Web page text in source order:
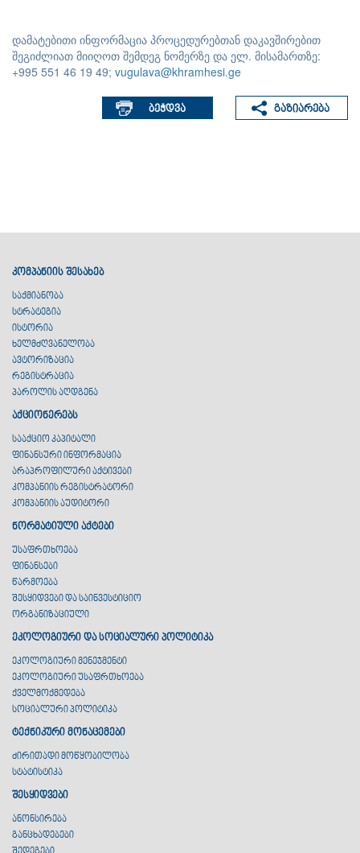
დამატებითი ინფორმაცია პროცედურებთან დაკავშირებით
შეგიძლიათ მიიღოთ შემდეგ ნომერზე და ელ. მისამართზე:
+995 551 46 19 49; vugulava@khramhesi.ge
კომპანიის შესახებ
საქმიანობა
სტრატეგია
ისტორია
ხელმძღვანელობა
ავტორიზაცია
რეგისტრაცია
პაროლის აღდგენა
აქციონერებს
სააქციო კაპიტალი
ფინანსური ინფორმაცია
არაპროფილური აქტივები
კომპანიის რეგისტრატორი
კომპანიის აუდიტორი
ნორმატიული აქტები
უსაფრთხოება
ფინანსები
წარმოება
შესყიდვები და საინვესტიციო
ორგანიზაციული
ეკოლოგიური და სოციალური პოლიტიკა
ეკოლოგიური მენეჯმენტი
ეკოლოგიური უსაფრთხოება
ქველმოქმედება
სოციალური პოლიტიკა
ტექნიკური მონაცემები
ძირითადი მოწყობილობა
სტატისტიკა
შესყიდვები
ანონსირება
განცხადებები